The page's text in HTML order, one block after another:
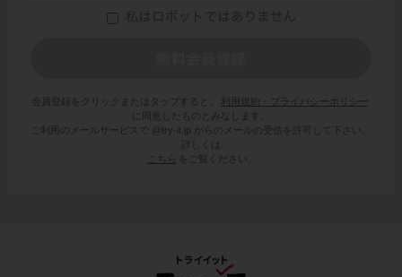
会員登録をクリックまたはタップすると、
利用規約・プライバシーポリシー
に同意したものとみなします。
ご利用のメールサービスで @try-it.jp からのメールの受信を許可して下さい。
詳しくは
こちら
をご覧ください。